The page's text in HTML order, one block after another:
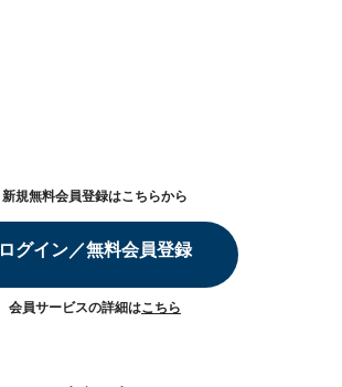
新規無料会員登録はこちらから
ログイン／無料会員登録
会員サービスの詳細はこちら